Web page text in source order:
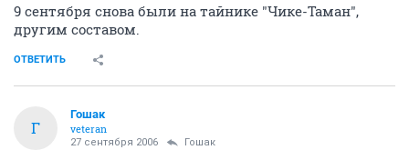
9 сентября снова были на тайнике "Чике-Таман",
другим составом.
ОТВЕТИТЬ
Г
Гошак
veteran
27 сентября 2006 Гошак